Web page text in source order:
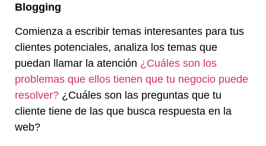
Blogging
Comienza a escribir temas interesantes para tus
clientes potenciales, analiza los temas que
puedan llamar la atención ¿Cuáles son los
problemas que ellos tienen que tu negocio puede
resolver? ¿Cuáles son las preguntas que tu
cliente tiene de las que busca respuesta en la
web?